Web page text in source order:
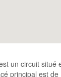
un circuit situé
principal est de